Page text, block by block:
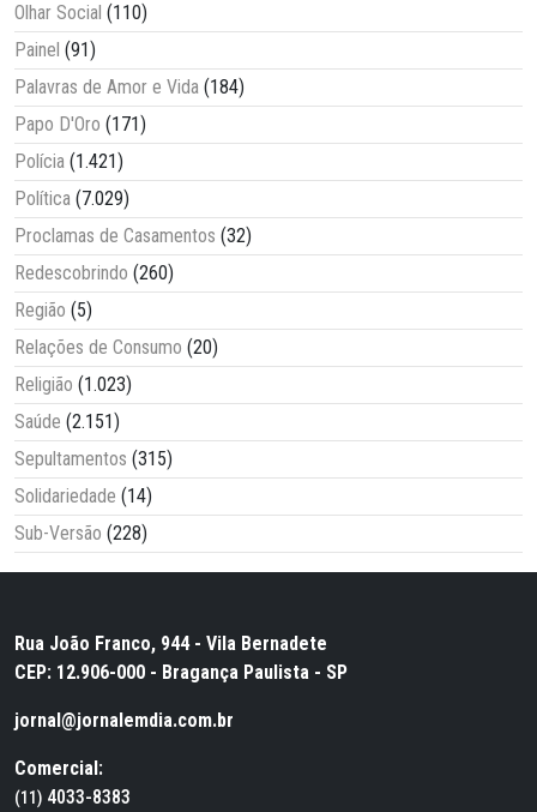
Olhar Social (110)
Painel (91)
Palavras de Amor e Vida (184)
Papo D'Oro (171)
Polícia (1.421)
Política (7.029)
Proclamas de Casamentos (32)
Redescobrindo (260)
Região (5)
Relações de Consumo (20)
Religião (1.023)
Saúde (2.151)
Sepultamentos (315)
Solidariedade (14)
Sub-Versão (228)
Rua João Franco, 944 - Vila Bernadete
CEP: 12.906-000 - Bragança Paulista - SP
jornal@jornalemdia.com.br
Comercial:
(11) 4033-8383